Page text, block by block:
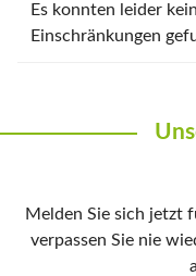
Es konnten leider
Einschränkungen
Melden Sie sich jetzt
verpassen Sie nie